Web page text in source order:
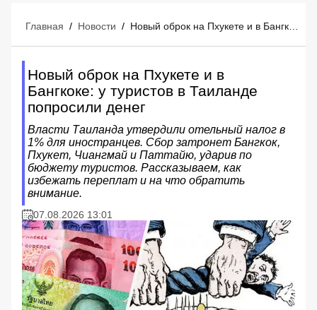
Главная / Новости /
Новый оброк на Пхукете и в
Бангкоке: у туристов в Таиланде
попросили денег
Власти Таиланда утвердили отельный налог в
1% для иностранцев. Сбор затронет Бангкок,
Пхукет, Чиангмай и Паттайю, ударив по
бюджету туристов. Рассказываем, как
избежать переплат и на что обратить
внимание.
07.08.2026 13:01